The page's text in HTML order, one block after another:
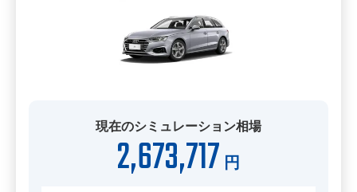
現在のシミュレーション相場
2,673,717 円